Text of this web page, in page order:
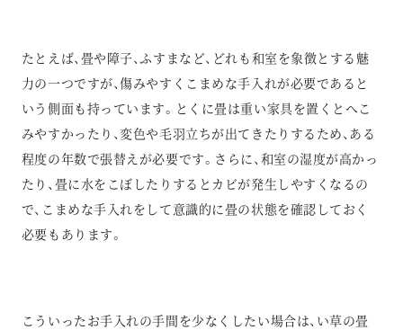
たとえば、畳や障子、ふすまなど、どれも和室を象徴とする魅
力の一つですが、傷みやすくこまめな手入れが必要であると
いう側面も持っています。とくに畳は重い家具を置くとへこ
みやすかったり、変色や毛羽立ちが出てきたりするため、ある
程度の年数で張替えが必要です。さらに、和室の湿度が高かっ
たり、畳に水をこぼしたりするとカビが発生しやすくなるの
で、こまめな手入れをして意識的に畳の状態を確認しておく
必要もあります。
こういったお手入れの手間を少なくしたい場合は、い草の畳